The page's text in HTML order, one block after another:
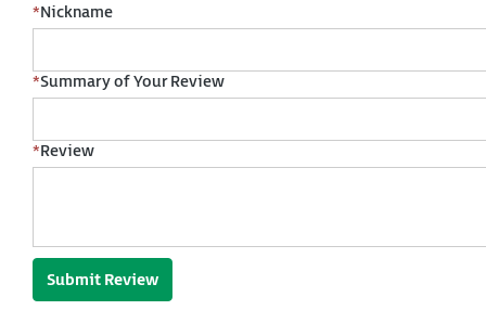
*Nickname
*Summary of Your Review
*Review
Submit Review